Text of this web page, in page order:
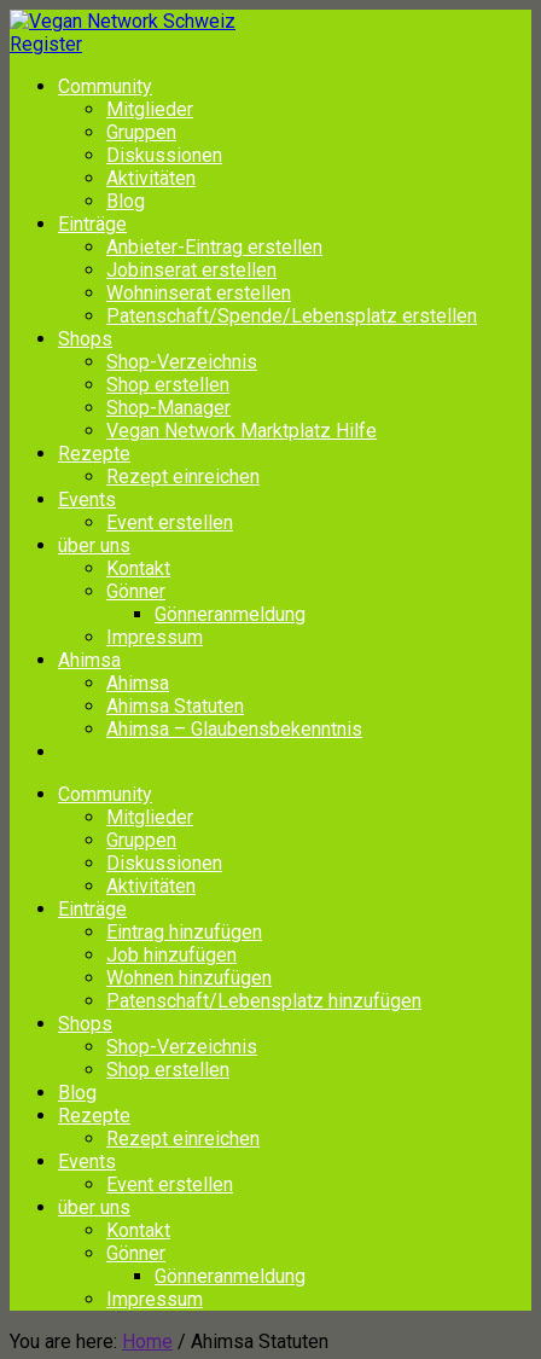
Register
Community
Mitglieder
Gruppen
Diskussionen
Aktivitäten
Blog
Einträge
Anbieter-Eintrag erstellen
Jobinserat erstellen
Wohninserat erstellen
Patenschaft/Spende/Lebensplatz erstellen
Shops
Shop-Verzeichnis
Shop erstellen
Shop-Manager
Vegan Network Marktplatz Hilfe
Rezepte
Rezept einreichen
Events
Event erstellen
über uns
Kontakt
Gönner
Gönneranmeldung
Impressum
Ahimsa
Ahimsa
Ahimsa Statuten
Ahimsa – Glaubensbekenntnis
Community
Mitglieder
Gruppen
Diskussionen
Aktivitäten
Einträge
Eintrag hinzufügen
Job hinzufügen
Wohnen hinzufügen
Patenschaft/Lebensplatz hinzufügen
Shops
Shop-Verzeichnis
Shop erstellen
Blog
Rezepte
Rezept einreichen
Events
Event erstellen
über uns
Kontakt
Gönner
Gönneranmeldung
Impressum
You are here: Home / Ahimsa Statuten